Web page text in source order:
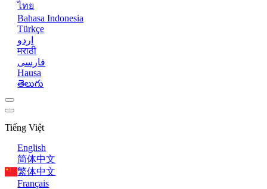
ไทย
Bahasa Indonesia
Türkçe
اردو
मराठी
فارسی
Hausa
తెలుగు
Tiếng Việt
English
简体中文
繁体中文
Français